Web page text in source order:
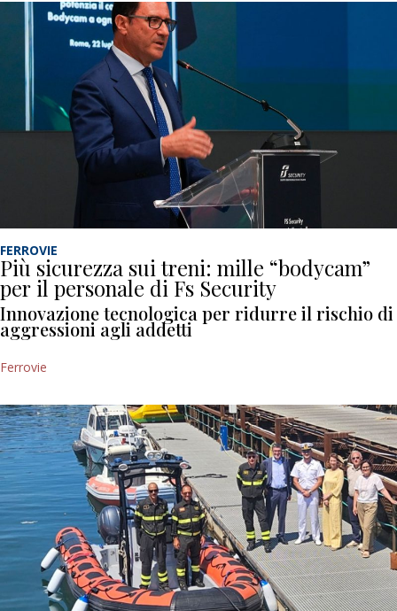
FERROVIE
Più sicurezza sui treni: mille “bodycam”
per il personale di Fs Security
Innovazione tecnologica per ridurre il rischio di
aggressioni agli addetti
Ferrovie